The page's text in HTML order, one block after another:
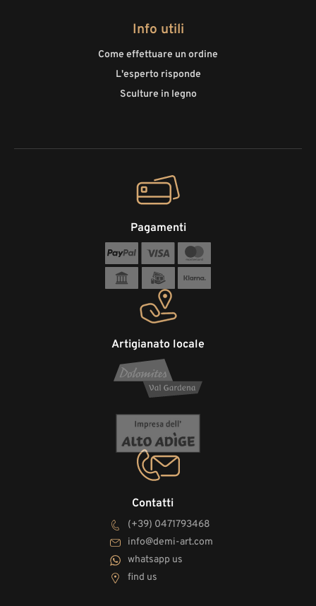
Info utili
Come effettuare un ordine
L'esperto risponde
Sculture in legno
Contatti
(+39) 0471793468
info@demi-art.com
whatsapp us
find us
Artigianato locale
Pagamenti